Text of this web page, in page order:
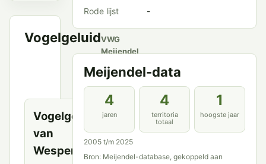
VogelgeluidVWG
Meijendel
openbare
bronnen
Vogelgeluid
van
Wespendief
Rode lijst
-
Meijendel-data
4
jaren
4
territoria
totaal
1
hoogste jaar
2005 t/m 2025
Bron: Meijendel-database, gekoppeld aan